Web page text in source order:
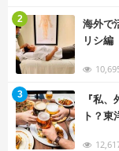
海外で
リシ
2
『私
ト？東
3